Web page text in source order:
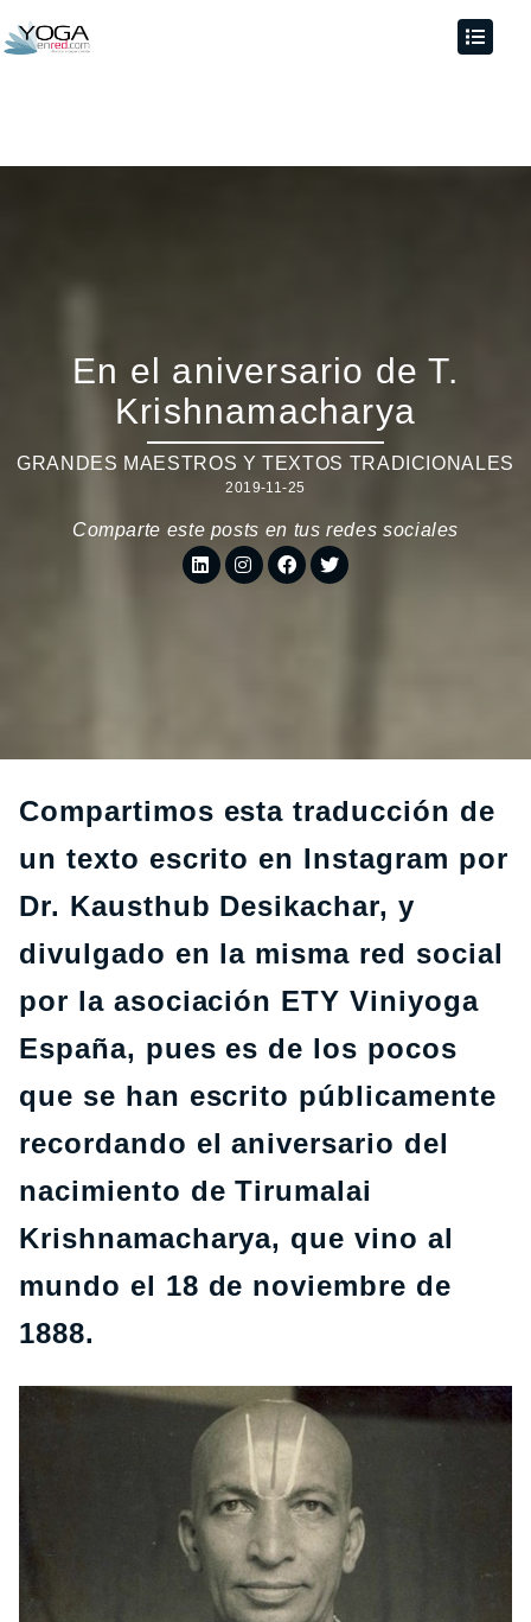
En el aniversario de T.
Krishnamacharya
GRANDES MAESTROS Y TEXTOS TRADICIONALES
2019-11-25
Comparte este posts en tus redes sociales
Compartimos esta traducción de
un texto escrito en Instagram por
Dr. Kausthub Desikachar, y
divulgado en la misma red social
por la asociación ETY Viniyoga
España, pues es de los pocos
que se han escrito públicamente
recordando el aniversario del
nacimiento de Tirumalai
Krishnamacharya, que vino al
mundo el 18 de noviembre de
1888.